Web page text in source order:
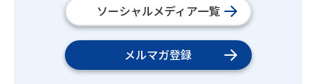
ソーシャルメディア一覧
メルマガ登録